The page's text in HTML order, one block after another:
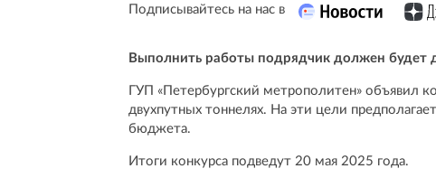
Подписывайтесь на нас в
Выполнить работы подрядчик должен будет
ГУП «Петербургский метрополитен» объявил
двухпутных тоннелях. На эти цели
бюджета.
Итоги конкурса подведут 20 мая 2025 года.